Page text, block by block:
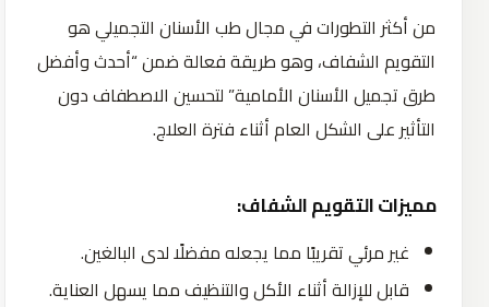
من أكثر التطورات في مجال طب الأسنان التجميلي هو
التقويم الشفاف، وهو طريقة فعالة ضمن “أحدث وأفضل
طرق تجميل الأسنان الأمامية” لتحسين الاصطفاف دون
التأثير على الشكل العام أثناء فترة العلاج.
مميزات التقويم الشفاف:
غير مرئي تقريبًا مما يجعله مفضلًا لدى البالغين.
قابل للإزالة أثناء الأكل والتنظيف مما يسهل العناية.